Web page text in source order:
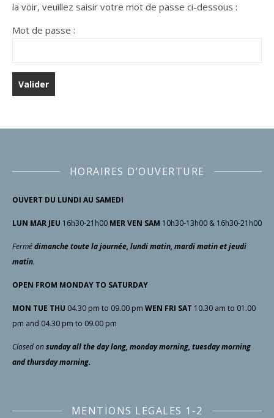
la voir, veuillez saisir votre mot de passe ci-dessous :
Mot de passe :
HORAIRES D’OUVERTURE
OUVERT DU LUNDI AU SAMEDI
LUN MAR JEU 16h30-21h00 MER VEN SAM 10h30-13h00 & 16h30-21h00
Fermédimanche toute la journée, lundi matin, mardi matin et jeudi
matin.
OPEN FROM MONDAY TO SATURDAY
MON TUE THU 04.30 pm to 09.00 pm WEN FRI SAT 10.30 am to 01.00
pm and 04.30 pm to 09.00 pm
Closedonsunday all the day long, monday morning, tuesday morning
and thursday morning.
MENTIONS LEGALES 1-2